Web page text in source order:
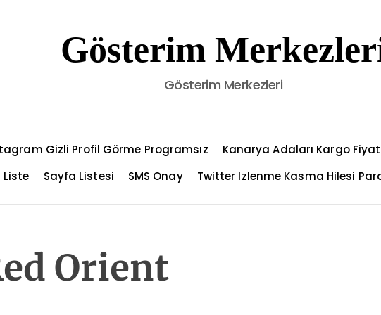
Gösterim
Gösterim Merkezleri
Gizli Profil Görme Programsız
Kanarya Adaları Kargo
Liste Sayfa Listesi SMS Onay Twitter Izlenme Kasma Hilesi
Orient